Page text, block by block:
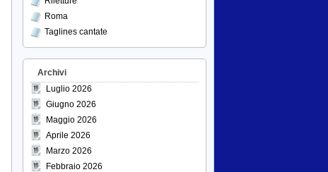
Roma
Taglines cantate
Archivi
Luglio 2026
Giugno 2026
Maggio 2026
Aprile 2026
Marzo 2026
Febbraio 2026